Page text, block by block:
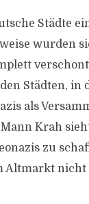
Städte
wurden
Städten, in
als
Krah
zu
Altmarkt